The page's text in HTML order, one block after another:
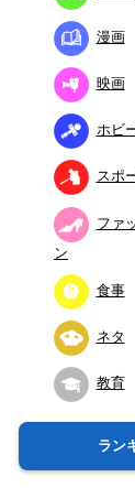
漫画
映画
ホビ
スポ
ファ
ン
食事
ネタ
教育
ラン